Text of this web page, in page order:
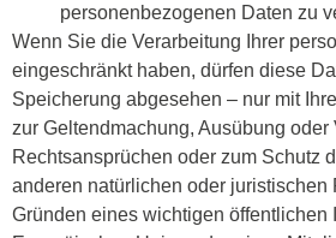
personenbezogenen Daten zu
Wenn Sie die Verarbeitung Ihrer
eingeschränkt haben, dürfen diese
Speicherung abgesehen – nur mit
zur Geltendmachung, Ausübung oder
Rechtsansprüchen oder zum Schutz
anderen natürlichen oder juristischen
Gründen eines wichtigen öffentlichen